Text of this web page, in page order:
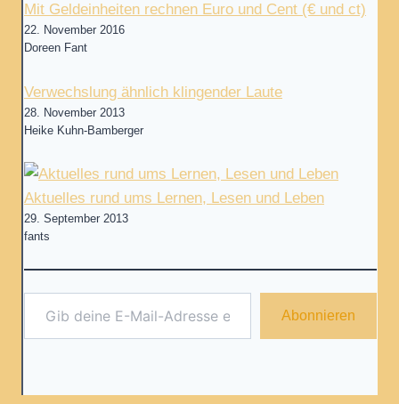
Mit Geldeinheiten rechnen Euro und Cent (€ und ct)
22. November 2016
Doreen Fant
Verwechslung ähnlich klingender Laute
28. November 2013
Heike Kuhn-Bamberger
Aktuelles rund ums Lernen, Lesen und Leben
29. September 2013
fants
Gib deine E-Mail-Adresse ein ...
Abonnieren